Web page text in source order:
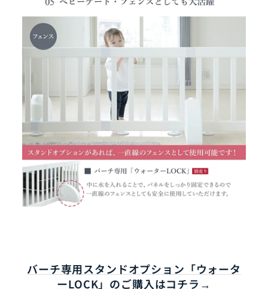
バーチ専用スタンドオプション「ウォータ
ーLOCK」のご購入はコチラ→